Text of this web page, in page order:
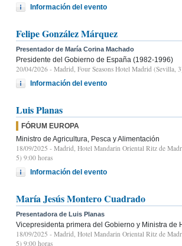
Información del evento
Felipe González Márquez
Presentador de María Corina Machado
Presidente del Gobierno de España (1982-1996)
20/04/2026 - Madrid, Four Seasons Hotel Madrid (Sevilla,
Información del evento
Luis Planas
FÓRUM EUROPA
Ministro de Agricultura, Pesca y Alimentación
18/09/2025 - Madrid, Hotel Mandarin Oriental Ritz de
5) 9:00 horas
Información del evento
María Jesús Montero Cuadrado
Presentadora de Luis Planas
Vicepresidenta primera del Gobierno y Ministra de
18/09/2025 - Madrid, Hotel Mandarin Oriental Ritz de
5) 9:00 horas